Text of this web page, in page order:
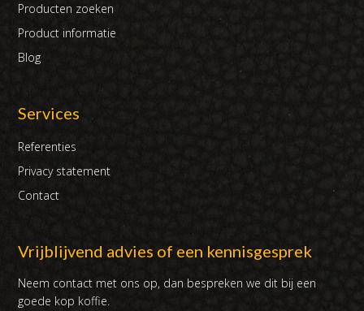
Producten zoeken
Product informatie
Blog
Services
Referenties
Privacy statement
Contact
Vrijblijvend advies of een kennisgesprek
Neem contact met ons op, dan bespreken we dit bij een
goede kop koffie.